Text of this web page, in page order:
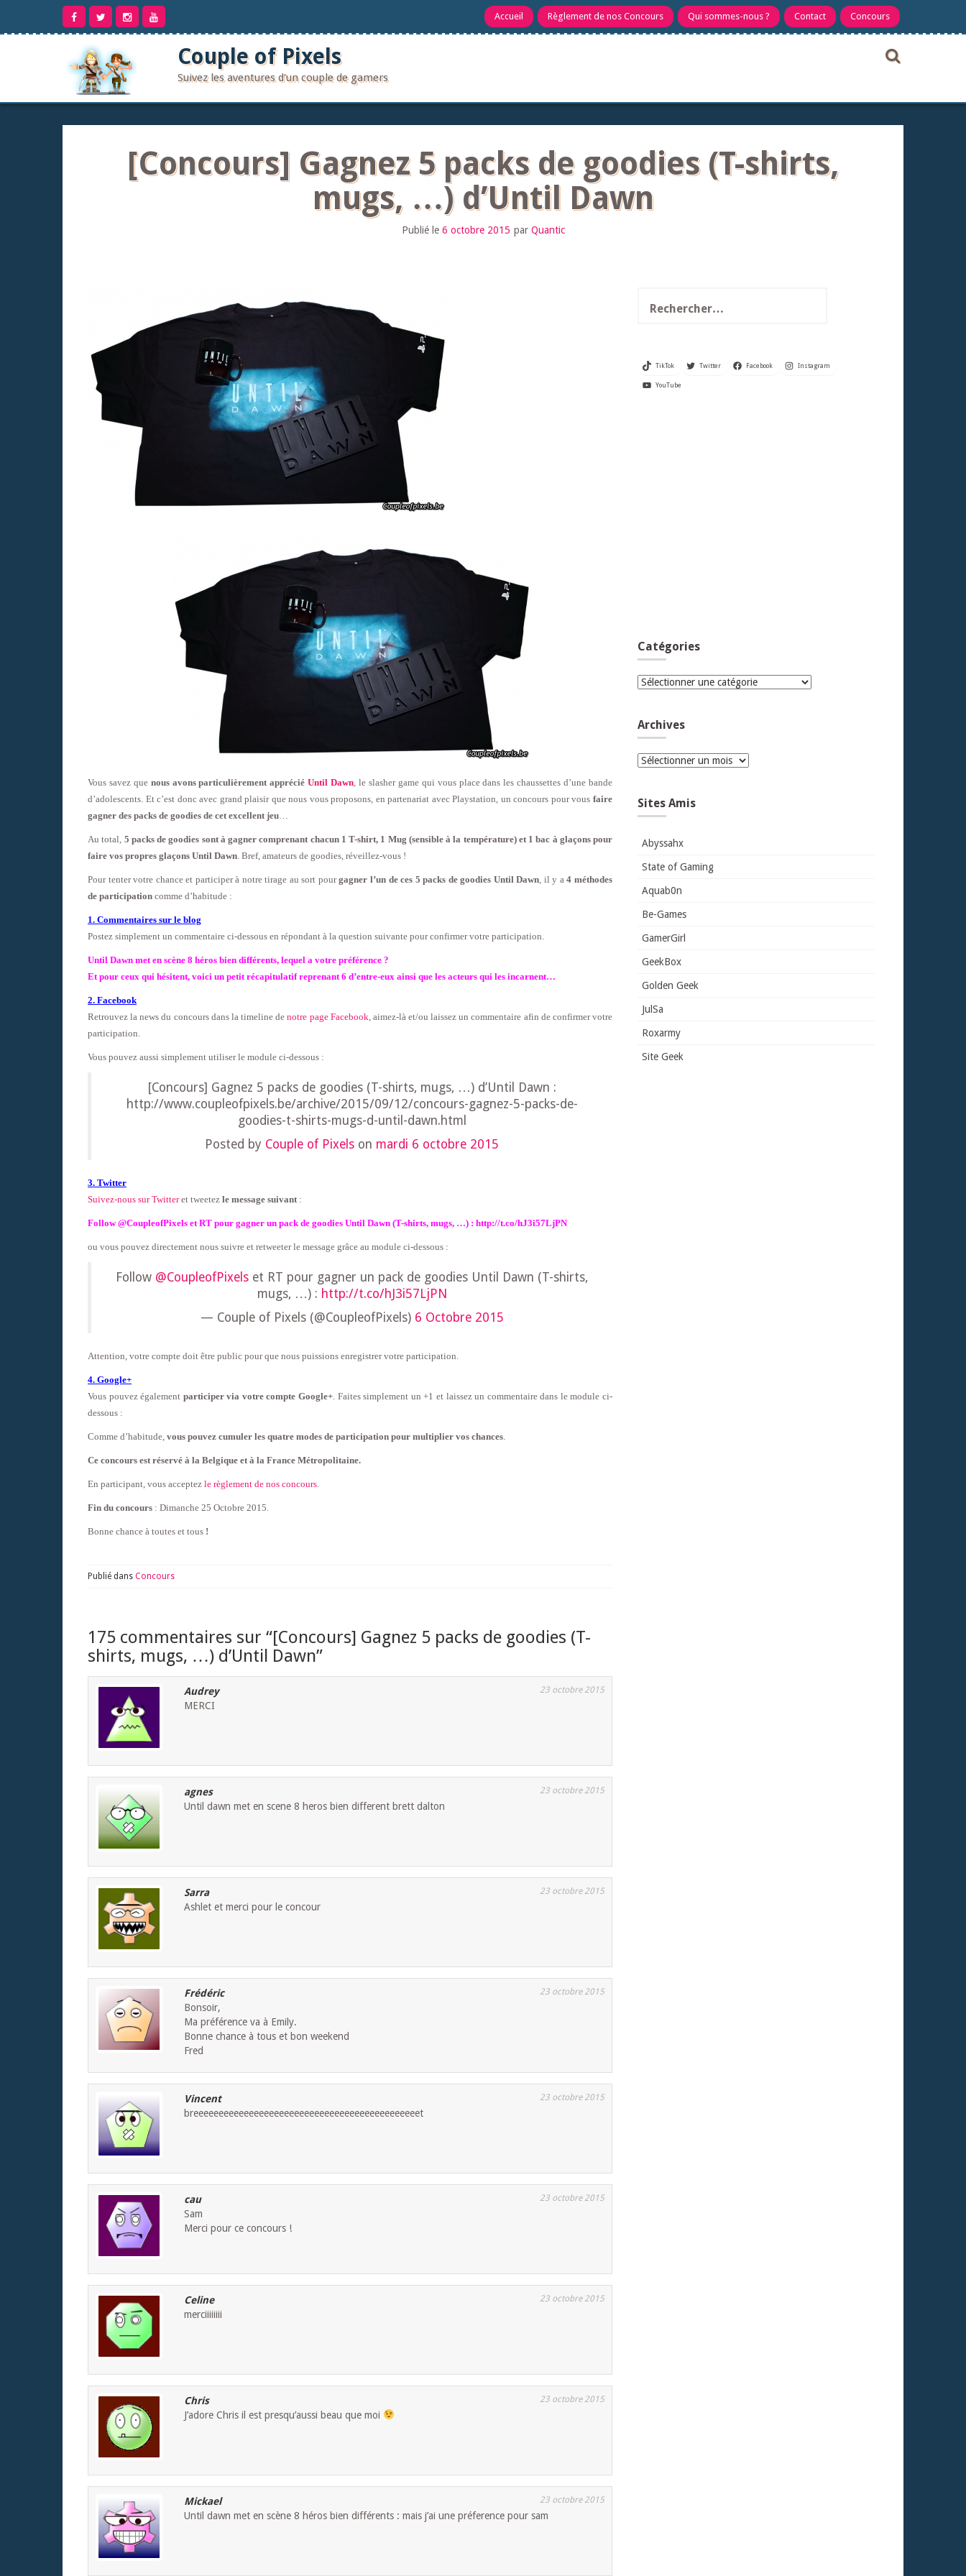
contenu
Accueil Règlement de nos Concours Qui sommes-nous ? Contact Concours
Couple of Pixels
Suivez les aventures d'un couple de gamers
[Concours] Gagnez 5 packs de goodies (T-shirts,
mugs, …) d’Until Dawn
Publié le 6 octobre 2015 par Quantic
Vous savez que nous avons particulièrement appréciéUntil Dawn , le slasher game qui vous place dans les chaussettes d’une bande
d’adolescents. Et c’est donc avec grand plaisir que nous vous proposons, en partenariat avec Playstation, un concours pour vous faire
gagner des packs de goodies de cet excellent jeu
Au total, 5 packs de goodies sont à gagner comprenant chacun 1 T-shirt, 1 Mug (sensible à la température) et 1 bac à glaçons pour
faire vos propres glaçons Until Dawn . Bref, amateurs de goodies, réveillez-vous !
Pour tenter votre chance et participer à notre tirage au sort pourgagner l’un de ces 5 packs de goodies Until Dawn , il y a4 méthodes
de participation comme d’habitude :
1. Commentaires sur le blog
Postez simplement un commentaire ci-dessous en répondant à la question suivante pour confirmer votre participation.
Until Dawn met en scène 8 héros bien différents, lequel a votre préférence ?
Et pour ceux qui hésitent, voici un petit récapitulatif reprenant 6 d’entre-eux ainsi que les acteurs qui les incarnent…
2. Facebook
Retrouvez la news du concours dans la timeline denotre page Facebook , aimez-là et/ou laissez un commentaire afin de confirmer votre
participation
Vous pouvez aussi simplement utiliser le module ci-dessous :
[Concours] Gagnez 5 packs de goodies (T-shirts, mugs, …) d’Until Dawn :
http://www.coupleofpixels.be/archive/2015/09/12/concours-gagnez-5-packs-de-
goodies-t-shirts-mugs-d-until-dawn.html
Posted by Couple of Pixels on mardi 6 octobre 2015
3. Twitter
Suivez-nous sur Twitteret tweetez le message suivant :
Follow @CoupleofPixels et RT pour gagner un pack de goodies Until Dawn (T-shirts, mugs, …) : http://t.co/hJ3i57LjPN
ou vous pouvez directement nous suivre et retweeter le message grâce au module ci-dessous :
Follow @CoupleofPixels et RT pour gagner un pack de goodies Until Dawn (T-shirts,
mugs, …) : http://t.co/hJ3i57LjPN
— Couple of Pixels (@CoupleofPixels) 6 Octobre 2015
Attention, votre compte doit être public pour que nous puissions enregistrer votre participation.
4. Google+
Vous pouvez également participer via votre compte Google+ . Faites simplement un +1 et laissez un commentairedans le module ci-
dessous :
Comme d’habitude, vous pouvez cumuler les quatre modes de participation pour multiplier vos chances
Ce concours est réservé à la Belgique et à la France Métropolitaine.
En participant, vous acceptez le règlement de nos concours
Fin du concours : Dimanche 25 Octobre 2015.
Bonne chance à toutes et tous !
Publié dans Concours
175 commentaires sur “[Concours] Gagnez 5 packs de goodies (T-
shirts, mugs, …) d’Until Dawn”
Audrey 23 octobre 2015
MERCI
agnes 23 octobre 2015
Until dawn met en scene 8 heros bien different brett dalton
Sarra 23 octobre 2015
Ashlet et merci pour le concour
Frédéric 23 octobre 2015
Bonsoir,
Ma préférence va à Emily.
Bonne chance à tous et bon weekend
Fred
Vincent 23 octobre 2015
breeeeeeeeeeeeeeeeeeeeeeeeeeeeeeeeeeeeeeeeeeeeet
cau 23 octobre 2015
Sam
Merci pour ce concours !
Celine 23 octobre 2015
merciiiiiiii
Chris 23 octobre 2015
J’adore Chris il est presqu’aussi beau que moi
Mickael 23 octobre 2015
Until dawn met en scène 8 héros bien différents : mais j’ai une préference pour sam
TikTok Twitter Facebook Instagram
YouTube
Catégories
Catégories
Archives
Archives
Sites Amis
Abyssahx
State of Gaming
Aquab0n
Be-Games
GamerGirl
GeekBox
Golden Geek
JulSa
Roxarmy
Site Geek